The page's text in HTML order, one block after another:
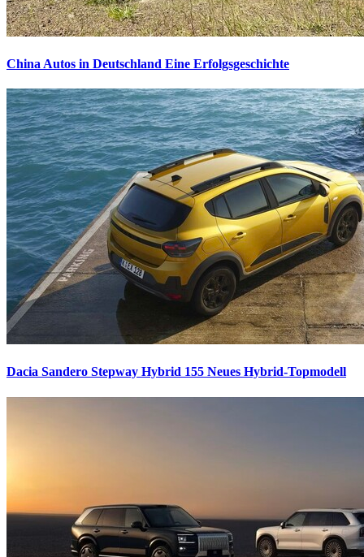
China Autos in Deutschland Eine Erfolgsgeschichte
Dacia Sandero Stepway Hybrid 155 Neues Hybrid-Topmodell